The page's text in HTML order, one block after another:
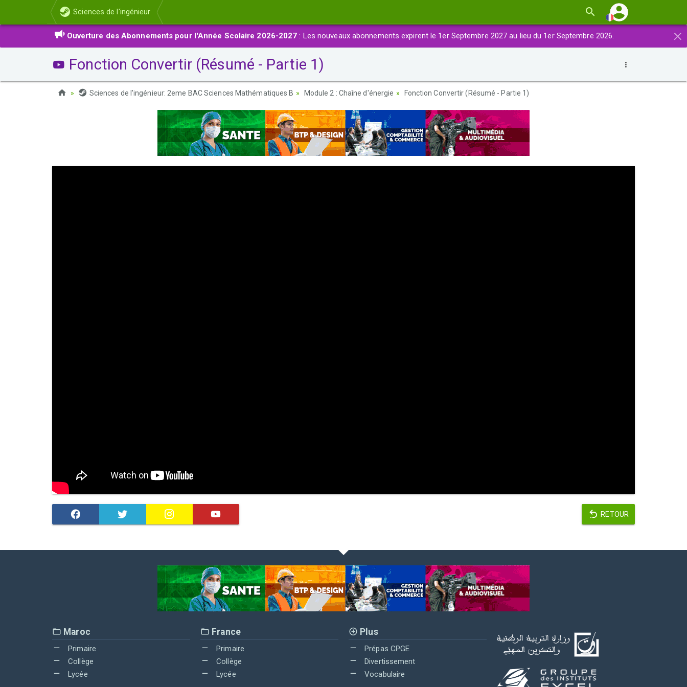
Sciences de l'ingénieur
×
Ouverture des Abonnements pour l'Année Scolaire 2026-2027 : Les nouveaux abonnements expirent le 1er Septembre 2027 au lieu du 1er Septembre 2026.
Fonction Convertir (Résumé - Partie 1)
Sciences de l'ingénieur: 2eme BAC Sciences Mathématiques B Module 2 : Chaîne d'énergie Fonction Convertir (Résumé - Partie 1)
RETOUR
Maroc
Primaire
Collège
Lycée
France
Primaire
Collège
Lycée
Plus
Prépas CPGE
Divertissement
Vocabulaire